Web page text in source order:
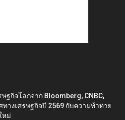
ฐกิจโลกจาก Bloomberg, CNBC,
ทางเศรษฐกิจปี 2569 กับความท้าทาย
หม่